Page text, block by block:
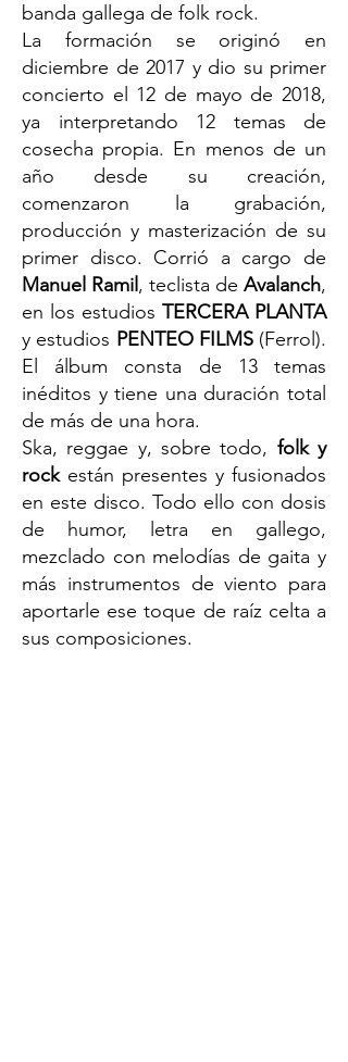
banda gallega de folk rock.
La formación se originó en
diciembre de 2017 y dio su primer
concierto el 12 de mayo de 2018,
ya interpretando 12 temas de
cosecha propia. En menos de un
año desde su creación,
comenzaron la grabación,
producción y masterización de su
primer disco. Corrió a cargo de
Manuel Ramil , teclista de Avalanch,
en los estudios TERCERA PLANTA
y estudios PENTEO FILMS(Ferrol).
El álbum consta de 13 temas
inéditos y tiene una duración total
de más de una hora.
Ska, reggae y, sobre todo, folk y
rockestán presentes y fusionados
en este disco. Todo ello con dosis
de humor, letra en gallego,
mezclado con melodías de gaita y
más instrumentos de viento para
aportarle ese toque de raíz celta a
sus composiciones.